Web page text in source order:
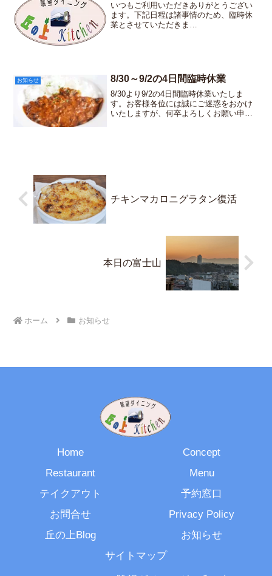
いつもご利用いただきありがとうござい
ます。下記日程は諸事情のため、臨時休
業とさせていただきま
お知らせ 8/30～9/2の4日間臨時休業
8/30より9/2の4日間臨時休業いたしま
す。お客様各位には誠にご迷惑をおかけ
いたしますが、何卒よろしくお願い申し
チキンマカロニグラタン復活
本日の富士山
ホーム お知らせ
Home
Concept
Restaurant
Menu
テイクアウト
予約窓口
お問合せ
Privacy Policy
丘の上Blog
お知らせ
サイトマップ